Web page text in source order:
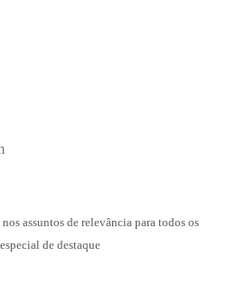
assuntos de relevância para todos os
de destaque